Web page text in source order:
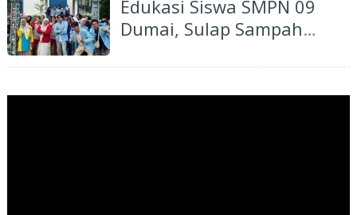
Edukasi Siswa SMPN 09
Dumai, Sulap Sampah